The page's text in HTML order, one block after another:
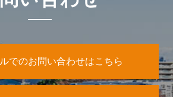
でのお問い合わせはこちら